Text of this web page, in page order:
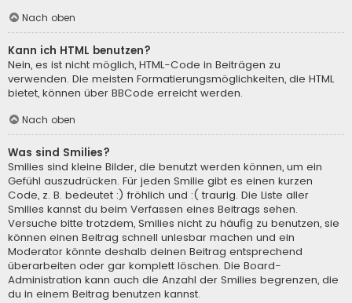
Nach oben
Kann ich HTML benutzen?
Nein, es ist nicht möglich, HTML-Code in Beiträgen zu
verwenden. Die meisten Formatierungsmöglichkeiten, die HTML
bietet, können über BBCode erreicht werden.
Nach oben
Was sind Smilies?
Smilies sind kleine Bilder, die benutzt werden können, um ein
Gefühl auszudrücken. Für jeden Smilie gibt es einen kurzen
Code, z. B. bedeutet :) fröhlich und :( traurig. Die Liste aller
Smilies kannst du beim Verfassen eines Beitrags sehen.
Versuche bitte trotzdem, Smilies nicht zu häufig zu benutzen, sie
können einen Beitrag schnell unlesbar machen und ein
Moderator könnte deshalb deinen Beitrag entsprechend
überarbeiten oder gar komplett löschen. Die Board-
Administration kann auch die Anzahl der Smilies begrenzen, die
du in einem Beitrag benutzen kannst.